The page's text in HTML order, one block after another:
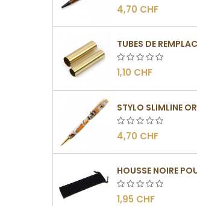
4,70 CHF
1,10 CHF
STYLO SLIMLINE OR
4,70 CHF
1,95 CHF